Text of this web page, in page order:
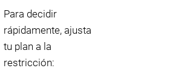
Para decidir
rápidamente, ajusta
tu plan a la
restricción: